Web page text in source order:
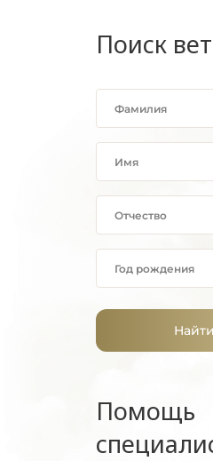
Поиск
Найти
Помощь